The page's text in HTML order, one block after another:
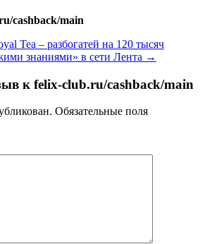
cashback/main
Tea – разбогатей на 120 тысяч
знаниями» в сети Лента →
к felix-club.ru/cashback/main
Обязательные поля